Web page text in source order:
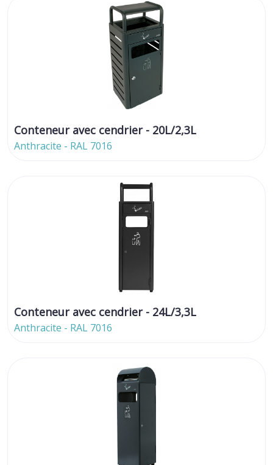
Conteneur avec cendrier - 20L/2,3L
Anthracite - RAL 7016
Conteneur avec cendrier - 24L/3,3L
Anthracite - RAL 7016